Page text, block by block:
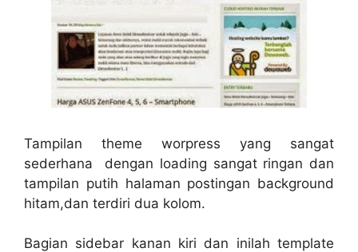
Tampilan theme worpress yang sangat
sederhana dengan loading sangat ringan dan
tampilan putih halaman postingan background
hitam,dan terdiri dua kolom.
Bagian sidebar kanan kiri dan inilah template